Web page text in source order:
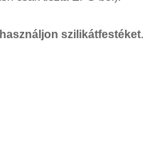
szilikátfestéket.